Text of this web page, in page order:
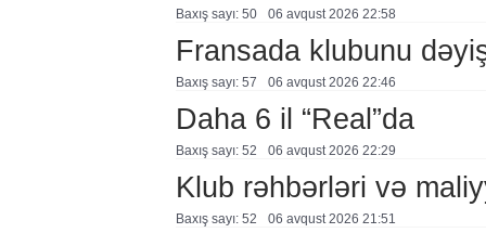
Baxış sayı: 50 06 avqust 2026 22:58
Fransada klubunu
Baxış sayı: 57 06 avqust 2026 22:46
Daha 6 il “Real”da
Baxış sayı: 52 06 avqust 2026 22:29
Klub rəhbərləri və
Baxış sayı: 52 06 avqust 2026 21:51